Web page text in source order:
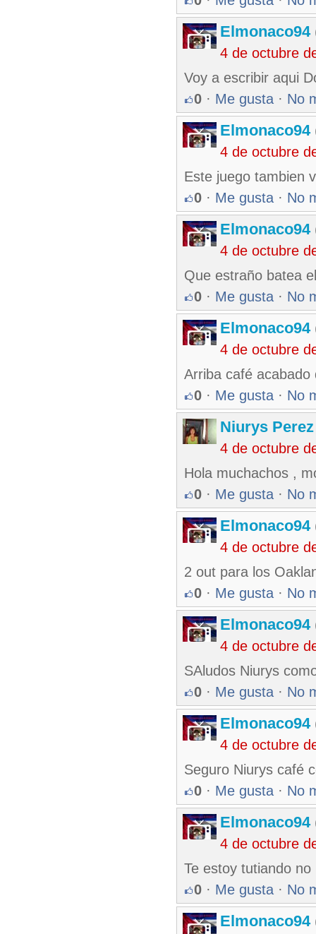
Elmonaco94
4 de octubre
Voy a escribir aqui
0 · Me gusta · No
Elmonaco94
4 de octubre
Este juego tambien
0 · Me gusta · No
Elmonaco94
4 de octubre
Que estraño batea
0 · Me gusta · No
Elmonaco94
4 de octubre
Arriba café
0 · Me gusta · No
Niurys
4 de octubre
Hola muchachos ,
0 · Me gusta · No
Elmonaco94
4 de octubre
2 out para los
0 · Me gusta · No
Elmonaco94
4 de octubre
SAludos Niurys
0 · Me gusta · No
Elmonaco94
4 de octubre
Seguro Niurys café
0 · Me gusta · No
Elmonaco94
4 de octubre
Te estoy tutiando
0 · Me gusta · No
Elmonaco94